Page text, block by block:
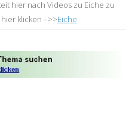
hier nach Videos zu Eiche zu
klicken –>>Eiche